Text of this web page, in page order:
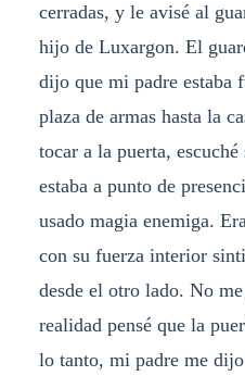
cerradas, y le avisé al
hijo de Luxargon. El
dijo que mi padre estaba
plaza de armas hasta la
tocar a la puerta,
estaba a punto de
usado magia enemiga.
con su fuerza interior
desde el otro lado. No
realidad pensé que la
lo tanto, mi padre me